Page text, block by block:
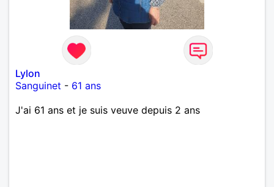
Lylon
Sanguinet - 61 ans
J'ai 61 ans et je suis veuve depuis 2 ans